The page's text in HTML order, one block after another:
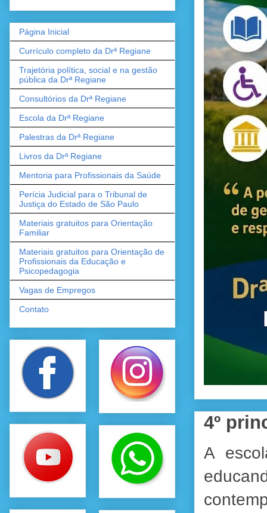
4º
A
Página Inicial
Currículo completo da Drª Regiane
Trajetória política, social e na gestão
pública da Drª Regiane
Consultórios da Drª Regiane
Escola da Drª Regiane
Palestras da Drª Regiane
Livros da Drª Regiane
Mentoria para Profissionais da Saúde
Perícia Judicial para o Tribunal de
Justiça do Estado de São Paulo
Materiais gratuitos para Orientação
Familiar
Materiais gratuitos para Orientação de
Profissionais da Educação e
Psicopedagogia
Vagas de Empregos
Contato